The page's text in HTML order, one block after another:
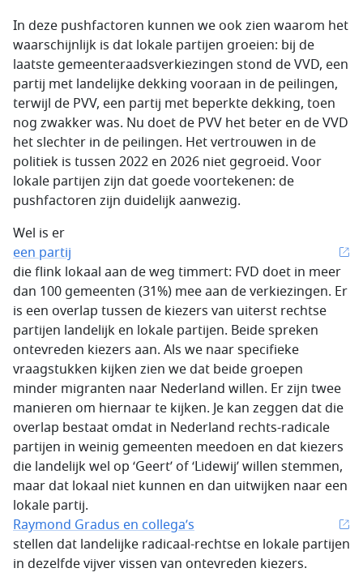
In deze pushfactoren kunnen we ook zien waarom het
waarschijnlijk is dat lokale partijen groeien: bij de
laatste gemeenteraadsverkiezingen stond de VVD, een
partij met landelijke dekking vooraan in de peilingen,
terwijl de PVV, een partij met beperkte dekking, toen
nog zwakker was. Nu doet de PVV het beter en de VVD
het slechter in de peilingen. Het vertrouwen in de
politiek is tussen 2022 en 2026 niet gegroeid. Voor
lokale partijen zijn dat goede voortekenen: de
pushfactoren zijn duidelijk aanwezig.
Wel is er
een partij
die flink lokaal aan de weg timmert: FVD doet in meer
dan 100 gemeenten (31%) mee aan de verkiezingen. Er
is een overlap tussen de kiezers van uiterst rechtse
partijen landelijk en lokale partijen. Beide spreken
ontevreden kiezers aan. Als we naar specifieke
vraagstukken kijken zien we dat beide groepen
minder migranten naar Nederland willen. Er zijn twee
manieren om hiernaar te kijken. Je kan zeggen dat die
overlap bestaat omdat in Nederland rechts-radicale
partijen in weinig gemeenten meedoen en dat kiezers
die landelijk wel op ‘Geert’ of ‘Lidewij’ willen stemmen,
maar dat lokaal niet kunnen en dan uitwijken naar een
lokale partij.
Raymond Gradus en collega’s
stellen dat landelijke radicaal-rechtse en lokale partijen
in dezelfde vijver vissen van ontevreden kiezers.